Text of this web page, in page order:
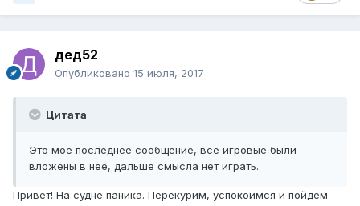
дед52
Опубликовано 15 июля, 2017
Цитата
Это мое последнее сообщение, все игровые были
вложены в нее, дальше смысла нет играть.
Привет! На судне паника. Перекурим, успокоимся и пойдем